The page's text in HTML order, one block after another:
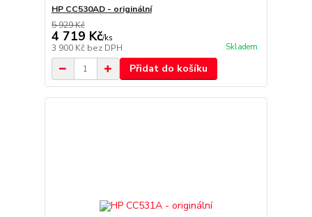
HP CC530AD - originální
5 929 Kč
4 719 Kč/ks
3 900 Kč bez DPH Skladem
Přidat do košíku